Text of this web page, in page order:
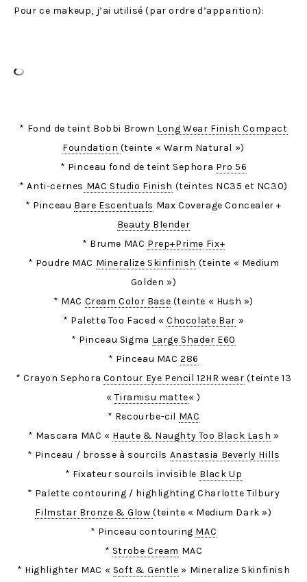
Pour ce makeup, j’ai utilisé (par ordre d’apparition):
* Fond de teint Bobbi Brown Long Wear Finish Compact
Foundation (teinte « Warm Natural »)
* Pinceau fond de teint Sephora Pro 56
* Anti-cernes MAC Studio Finish (teintes NC35 et NC30)
* Pinceau Bare Escentuals Max Coverage Concealer +
Beauty Blender
* Brume MAC Prep+Prime Fix+
* Poudre MAC Mineralize Skinfinish (teinte « Medium
Golden »)
* MAC Cream Color Base (teinte « Hush »)
* Palette Too Faced «Chocolate Bar »
* Pinceau Sigma Large Shader E60
* Pinceau MAC286
* Crayon Sephora Contour Eye Pencil 12HR wear (teinte 13
«Tiramisu matte« )
* Recourbe-cil MAC
* Mascara MAC « Haute & Naughty Too Black Lash »
* Pinceau / brosse à sourcils Anastasia Beverly Hills
* Fixateur sourcils invisible Black Up
* Palette contouring / highlighting Charlotte Tilbury
Filmstar Bronze & Glow(teinte « Medium Dark »)
* Pinceau contouring MAC
* Strobe Cream MAC
* Highlighter MAC « Soft & Gentle » Mineralize Skinfinish